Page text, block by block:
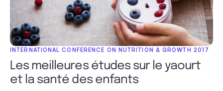
INTERNATIONAL CONFERENCE ON NUTRITION & GROWTH 2017
Les meilleures études sur le yaourt
et la santé des enfants